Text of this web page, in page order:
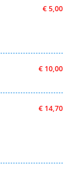
€ 5,00
€ 10,00
€ 14,70